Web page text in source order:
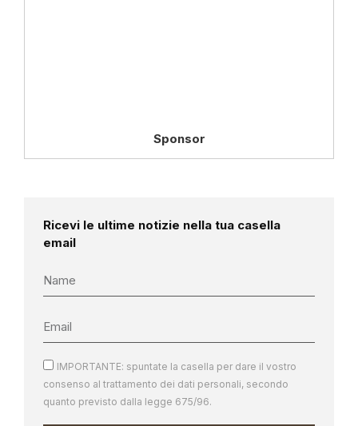
Sponsor
Ricevi le ultime notizie nella tua casella
email
IMPORTANTE: spuntate la casella per dare il vostro
consenso al trattamento dei dati personali, secondo
quanto previsto dalla legge 675/96.